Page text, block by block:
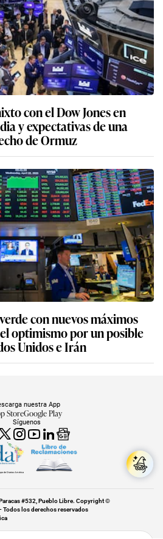
con el Dow Jones en
y expectativas de una
de Ormuz
con nuevos máximos
optimismo por un posible
Unidos e Irán
Síguenos
nuestra App
StoreGoogle Play
de Diarios América
#532, Pueblo Libre. Copyright ©
los derechos reservados